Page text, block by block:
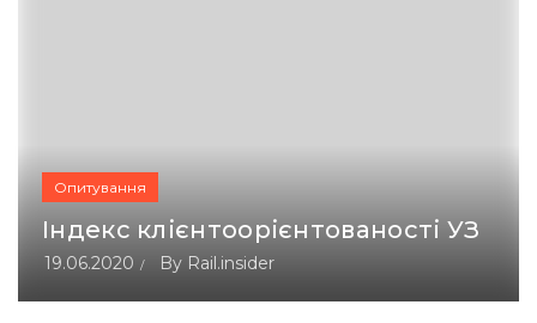
Опитування
Індекс клієнтоорієнтованості УЗ
19.06.2020 By Rail.insider